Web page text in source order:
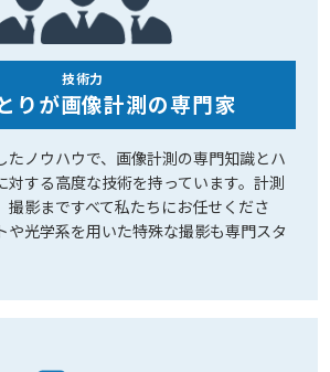
技術力
りが画像計測の専門家
たノウハウで、画像計測の専門知識とハ
対する高度な技術を持っています。計測
撮影まですべて私たちにお任せくださ
や光学系を用いた特殊な撮影も専門スタ